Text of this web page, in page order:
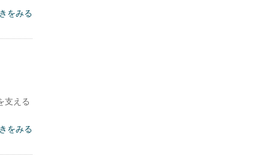
をみる
支える
をみる